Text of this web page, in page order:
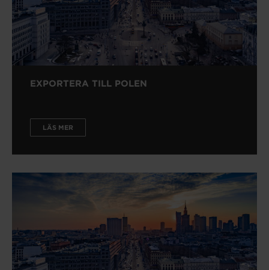
EXPORTERA TILL POLEN
LÄS MER